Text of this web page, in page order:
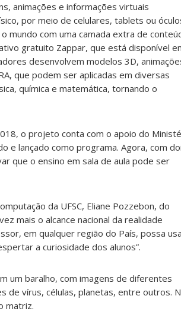
animações e informações virtuais
por meio de celulares, tablets ou
mundo com uma camada extra de
gratuito Zappar, que está disponível
desenvolvem modelos 3D,
que podem ser aplicadas em diversas
química e matemática, tornando o
o projeto conta com o apoio do
e lançado como programa. Agora, com
que o ensino em sala de aula pode ser
da UFSC, Eliane Pozzebon, do
mais o alcance nacional da realidade
em qualquer região do País, possa
a curiosidade dos alunos”.
um baralho, com imagens de diferentes
de vírus, células, planetas, entre outros.
matriz.